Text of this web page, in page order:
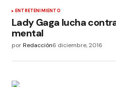
ENTRETENIMIENTO
Lady Gaga lucha
mental
porRedacción6 diciembre, 2016